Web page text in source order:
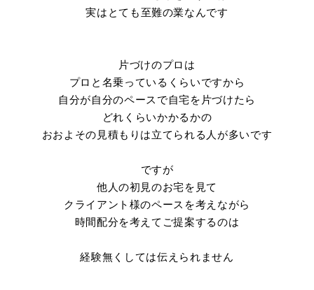
実はとても至難の業なんです
片づけのプロは
プロと名乗っているくらいですから
自分が自分のペースで自宅を片づけたら
どれくらいかかるかの
おおよその見積もりは立てられる人が多いです
ですが
他人の初見のお宅を見て
クライアント様のペースを考えながら
時間配分を考えてご提案するのは
経験無くしては伝えられません